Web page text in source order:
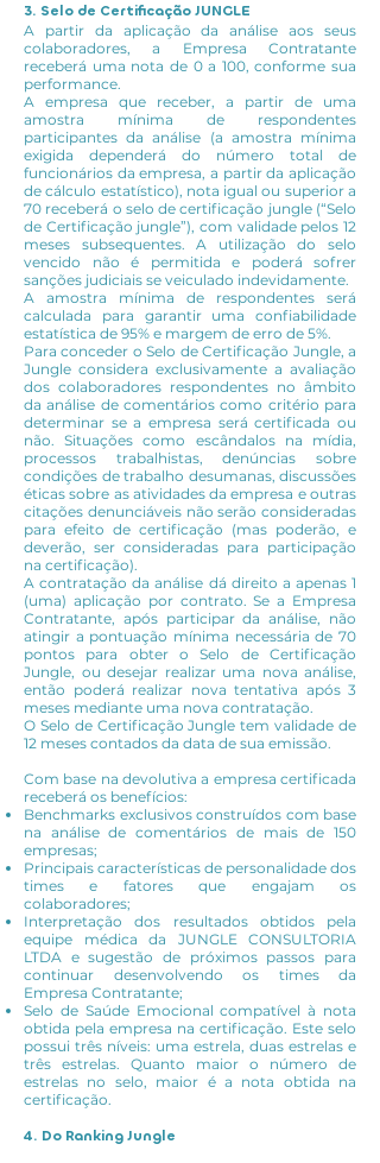
3. Selo de Certificação JUNGLE
A partir da aplicação da análise aos seus
colaboradores, a Empresa Contratante
receberá uma nota de 0 a 100, conforme sua
performance.
A empresa que receber, a partir de uma
amostra mínima de respondentes
participantes da análise (a amostra mínima
exigida dependerá do número total de
funcionários da empresa, a partir da aplicação
de cálculo estatístico), nota igual ou superior a
70 receberá o selo de certificação jungle (“Selo
de Certificação jungle”), com validade pelos 12
meses subsequentes. A utilização do selo
vencido não é permitida e poderá sofrer
sanções judiciais se veiculado indevidamente.
A amostra mínima de respondentes será
calculada para garantir uma confiabilidade
estatística de 95% e margem de erro de 5%.
Para conceder o Selo de Certificação Jungle, a
Jungle considera exclusivamente a avaliação
dos colaboradores respondentes no âmbito
da análise de comentários como critério para
determinar se a empresa será certificada ou
não. Situações como escândalos na mídia,
processos trabalhistas, denúncias sobre
condições de trabalho desumanas, discussões
éticas sobre as atividades da empresa e outras
citações denunciáveis não serão consideradas
para efeito de certificação (mas poderão, e
deverão, ser consideradas para participação
na certificação).
A contratação da análise dá direito a apenas 1
(uma) aplicação por contrato. Se a Empresa
Contratante, após participar da análise, não
atingir a pontuação mínima necessária de 70
pontos para obter o Selo de Certificação
Jungle, ou desejar realizar uma nova análise,
então poderá realizar nova tentativa após 3
meses mediante uma nova contratação.
O Selo de Certificação Jungle tem validade de
12 meses contados da data de sua emissão.
Com base na devolutiva a empresa certificada
receberá os benefícios:
Benchmarks exclusivos construídos com base
na análise de comentários de mais de 150
empresas;
Principais características de personalidade dos
times e fatores que engajam os
colaboradores;
Interpretação dos resultados obtidos pela
equipe médica da JUNGLE CONSULTORIA
LTDA e sugestão de próximos passos para
continuar desenvolvendo os times da
Empresa Contratante;
Selo de Saúde Emocional compatível à nota
obtida pela empresa na certificação. Este selo
possui três níveis: uma estrela, duas estrelas e
três estrelas. Quanto maior o número de
estrelas no selo, maior é a nota obtida na
certificação.
4. Do Ranking Jungle